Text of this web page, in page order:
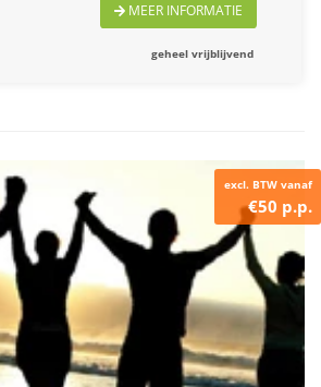
MEER INFORMATIE
geheel vrijblijvend
excl. BTW vanaf
€50 p.p.